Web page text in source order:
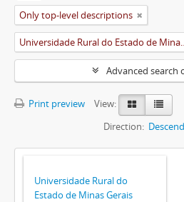
Only top-level descriptions
Universidade
Advanced search
Print preview
View:
Direction:
Universidade Rural do
Estado de Minas Gerais